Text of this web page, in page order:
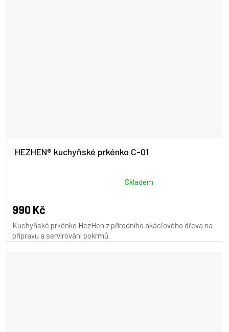
HEZHEN® kuchyňské prkénko C-01
produktu
je
5,0
z
Skladem
990 Kč
Kuchyňské prkénko HezHen z přírodního akáciového dřeva na
přípravu a servírování pokrmů.